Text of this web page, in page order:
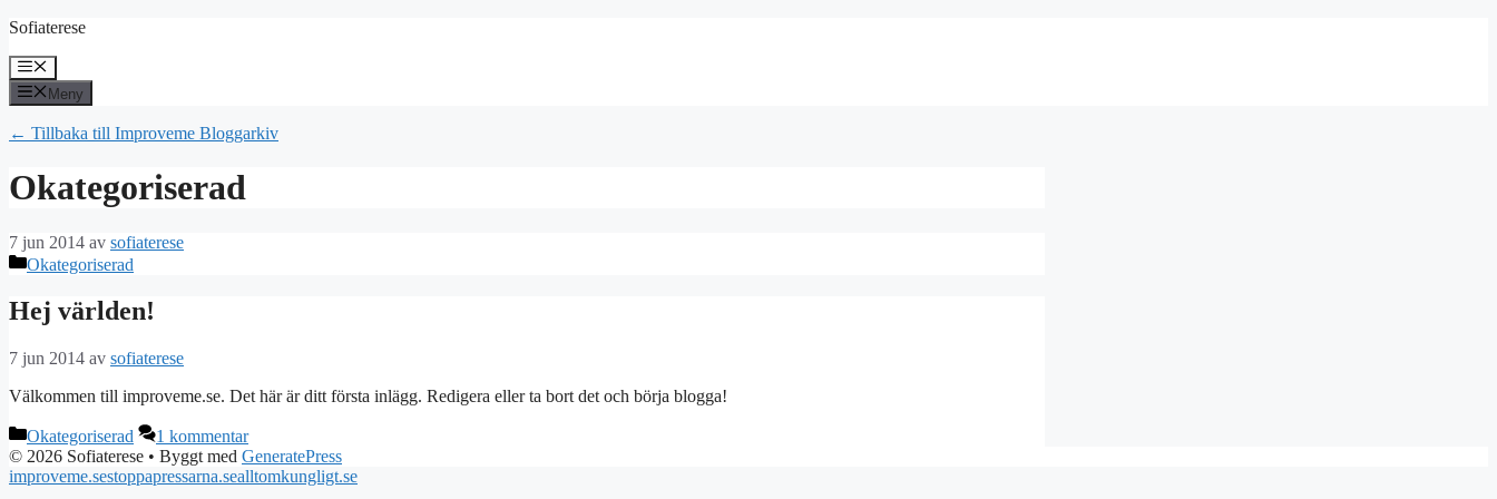
Hoppa
innehåll
Sofiaterese
Meny
Meny
← Tillbaka till Improveme Bloggarkiv
Okategoriserad
7 jun 2014 av sofiaterese
Kategorier
Okategoriserad
Hej världen!
7 jun 2014 av sofiaterese
Välkommen till improveme.se. Det här är ditt första inlägg. Redigera eller ta bort det och börja blogga!
Kategorier
Okategoriserad
1 kommentar
© 2026 Sofiaterese • Byggt med GeneratePress
improveme.sestoppapressarna.sealltomkungligt.se